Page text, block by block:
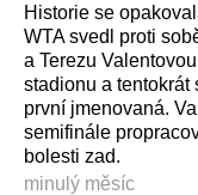
Historie se
WTA svedl proti
a Terezu
stadionu a tentokrát
první jmenovaná.
semifinále
bolesti zad.
minulý měsíc